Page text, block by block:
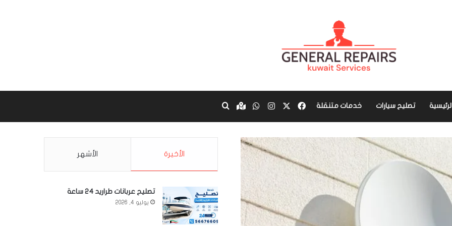
تصليح سيارات خدمات متنقلة فيسبوكانستقرام
واتسابGoogle maps
بحث عن
الأخيرة الأشهر
تصليح عربانات طراريد 24 ساعة
يوليو 4, 2026